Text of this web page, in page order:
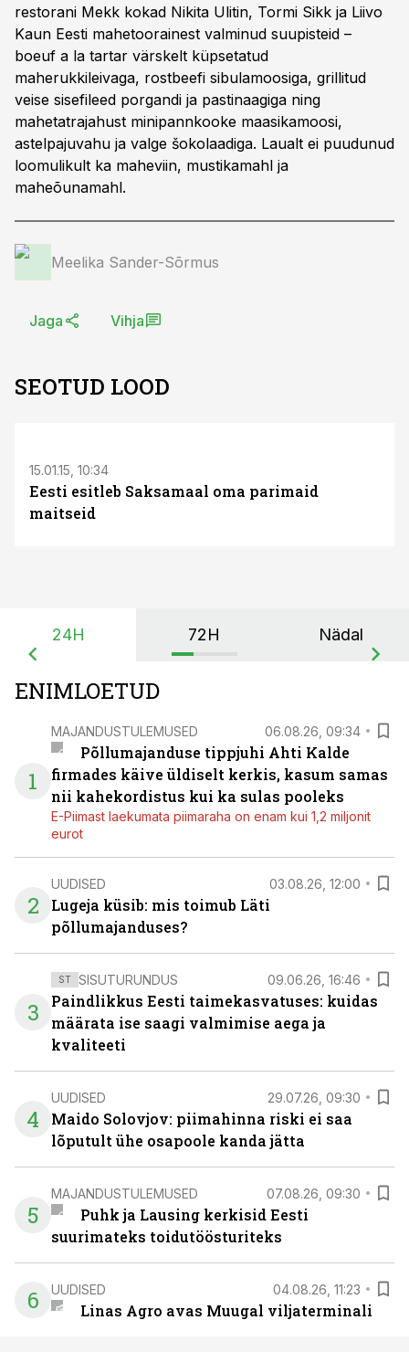
restorani Mekk kokad Nikita Ulitin, Tormi Sikk ja Liivo
Kaun Eesti mahetoorainest valminud suupisteid –
boeuf a la tartar värskelt küpsetatud
maherukkileivaga, rostbeefi sibulamoosiga, grillitud
veise sisefileed porgandi ja pastinaagiga ning
mahetatrajahust minipannkooke maasikamoosi,
astelpajuvahu ja valge šokolaadiga. Laualt ei puudunud
loomulikult ka maheviin, mustikamahl ja
maheõunamahl.
Meelika Sander-Sõrmus
Jaga Vihja
SEOTUD LOOD
15.01.15, 10:34
Eesti esitleb Saksamaal oma parimaid
maitseid
24H 72H Nädal
ENIMLOETUD
1
MAJANDUSTULEMUSED 06.08.26, 09:34
Põllumajanduse tippjuhi Ahti Kalde
firmades käive üldiselt kerkis, kasum samas
nii kahekordistus kui ka sulas pooleks
E-Piimast laekumata piimaraha on enam kui 1,2 miljonit
eurot
2
UUDISED 03.08.26, 12:00
Lugeja küsib: mis toimub Läti
põllumajanduses?
3
ST SISUTURUNDUS 09.06.26, 16:46
Paindlikkus Eesti taimekasvatuses: kuidas
määrata ise saagi valmimise aega ja
kvaliteeti
4
UUDISED 29.07.26, 09:30
Maido Solovjov: piimahinna riski ei saa
lõputult ühe osapoole kanda jätta
5
MAJANDUSTULEMUSED 07.08.26, 09:30
Puhk ja Lausing kerkisid Eesti
suurimateks toidutöösturiteks
6 UUDISED 04.08.26, 11:23
Linas Agro avas Muugal viljaterminali